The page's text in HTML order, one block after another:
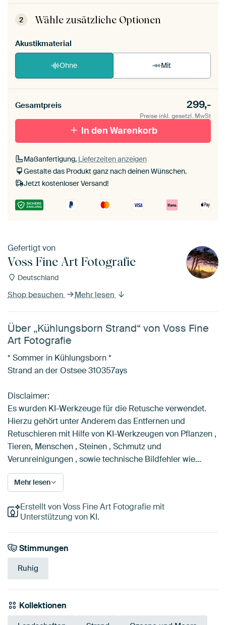
Dein ArtFrame ist im Handumdrehen aufgebaut.
Montageanleitung ansehen
2 Wähle zusätzliche Optionen
Akustikmaterial
Ohne Mit
Gesamtpreis 299,-
Preise inkl. gesetzl. MwSt
In den Warenkorb
Maßanfertigung, Lieferzeiten anzeigen
Gestalte das Produkt ganz nach deinen Wünschen.
Jetzt kostenloser Versand!
Gefertigt von
Voss Fine Art Fotografie
Deutschland
Shop besuchen Mehr lesen
Über „Kühlungsborn Strand“ von Voss Fine
Art Fotografie
* Sommer in Kühlungsborn *
Strand an der Ostsee 310357ays
Disclaimer:
Es wurden KI-Werkzeuge für die Retusche verwendet.
Hierzu gehört unter Anderem das Entfernen und
Retuschieren mit Hilfe von KI-Werkzeugen von Pflanzen ,
Tieren, Menschen , Steinen , Schmutz und
Verunreinigungen , sowie technische Bildfehler wie…
Mehr lesen
Erstellt von Voss Fine Art Fotografie mit
Unterstützung von KI.
Stimmungen
Ruhig
Kollektionen